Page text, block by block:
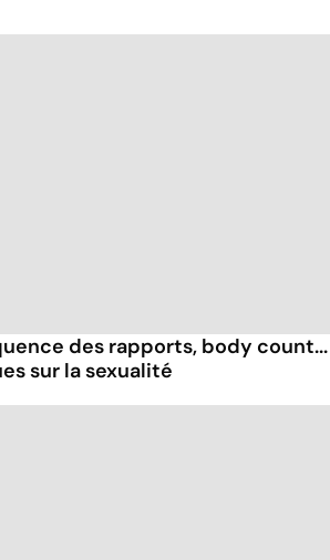
des rapports, body
sur la sexualité